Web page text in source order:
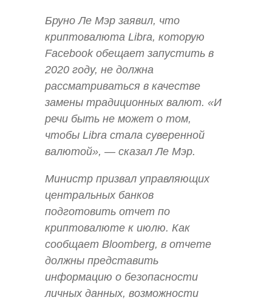
Бруно Ле Мэр заявил, что
криптовалюта Libra, которую
Facebook обещает запустить в
2020 году, не должна
рассматриваться в качестве
замены традиционных валют. «И
речи быть не может о том,
чтобы Libra стала суверенной
валютой», — сказал Ле Мэр.
Министр призвал управляющих
центральных банков
подготовить отчет по
криптовалюте к июлю. Как
сообщает Bloomberg, в отчете
должны представить
информацию о безопасности
личных данных, возможности